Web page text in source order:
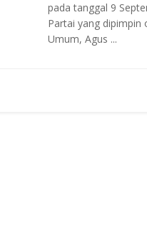
pada tanggal 9
Partai yang dipimpin
Umum, Agus ...